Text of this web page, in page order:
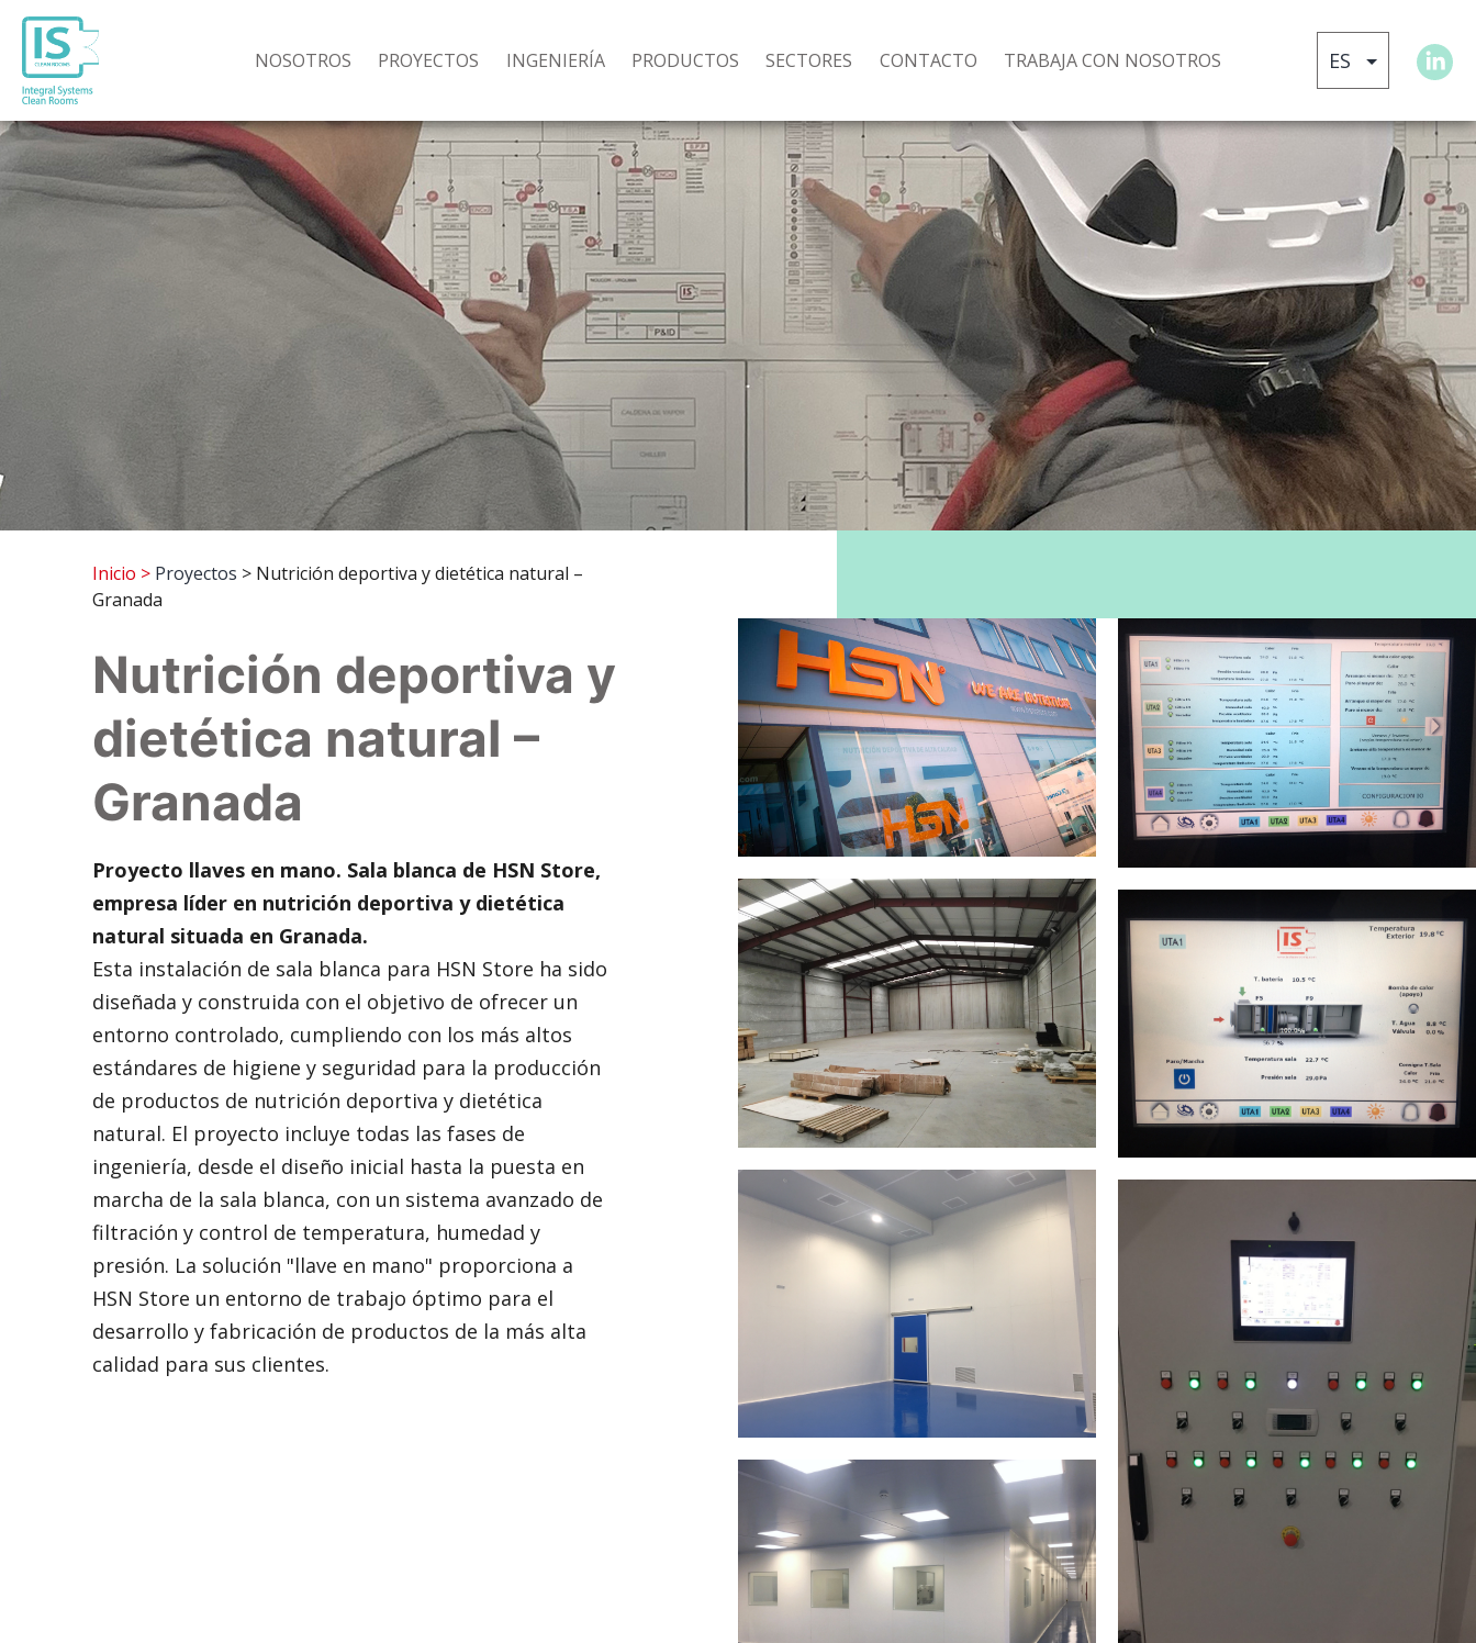
NOSOTROS PROYECTOS INGENIERÍA PRODUCTOS SECTORES CONTACTO TRABAJA CON NOSOTROS
Inicio > Proyectos > Nutrición deportiva y dietética natural –
Granada
Nutrición deportiva y
dietética natural –
Granada
Proyecto llaves en mano. Sala blanca de HSN Store,
empresa líder en nutrición deportiva y dietética
natural situada en Granada.
Esta instalación de sala blanca para HSN Store ha sido
diseñada y construida con el objetivo de ofrecer un
entorno controlado, cumpliendo con los más altos
estándares de higiene y seguridad para la producción
de productos de nutrición deportiva y dietética
natural. El proyecto incluye todas las fases de
ingeniería, desde el diseño inicial hasta la puesta en
marcha de la sala blanca, con un sistema avanzado de
filtración y control de temperatura, humedad y
presión. La solución "llave en mano" proporciona a
HSN Store un entorno de trabajo óptimo para el
desarrollo y fabricación de productos de la más alta
calidad para sus clientes.